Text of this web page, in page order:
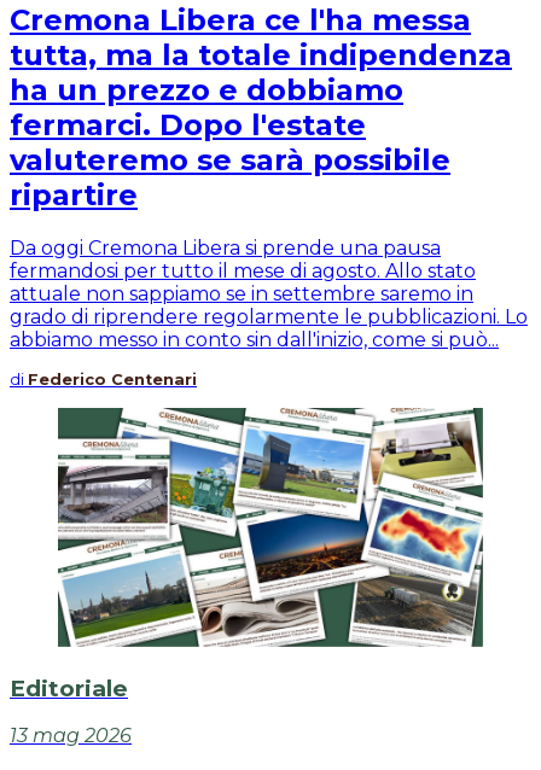
Cremona Libera ce l'ha messa
tutta, ma la totale indipendenza
ha un prezzo e dobbiamo
fermarci. Dopo l'estate
valuteremo se sarà possibile
ripartire
Da oggi Cremona Libera si prende una pausa
fermandosi per tutto il mese di agosto. Allo stato
attuale non sappiamo se in settembre saremo in
grado di riprendere regolarmente le pubblicazioni. Lo
abbiamo messo in conto sin dall'inizio, come si può...
di Federico Centenari
Editoriale
13 mag 2026